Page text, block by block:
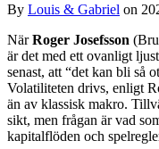
By Louis & Gabriel on
NärRoger Josefsson
är det med ett ovanligt
senast, att “det kan bli så
Volatiliteten drivs, enligt
än av klassisk makro.
sikt, men frågan är vad
kapitalflöden och